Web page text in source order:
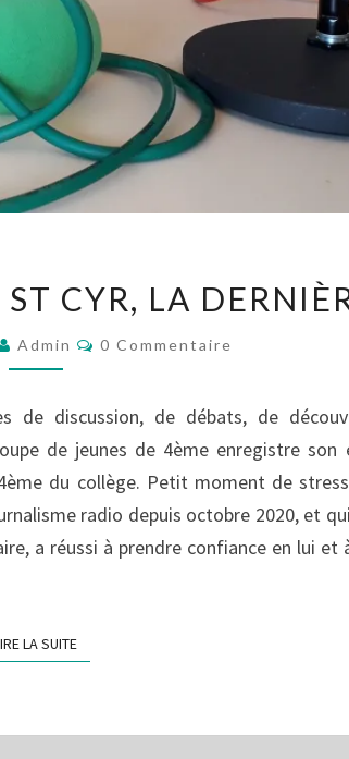
COLLÈGE
CYR,
DERNIÈRE
CYR, LA
Admin Commentaires
0 Commentaire
de discussion, de débats, de
de jeunes de 4ème enregistre son
du collège. Petit moment de
radio depuis octobre 2020, et
a réussi à prendre confiance en lui et
LA SUITELIRE LA SUITE